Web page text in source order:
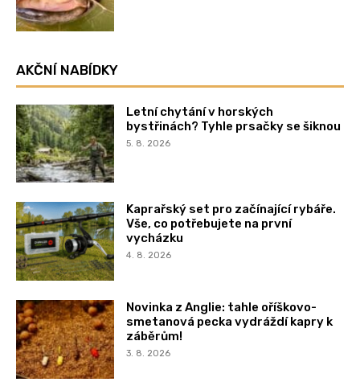
AKČNÍ NABÍDKY
Letní chytání v horských
bystřinách? Tyhle prsačky se šiknou
5. 8. 2026
Kaprařský set pro začínající rybáře.
Vše, co potřebujete na první
vycházku
4. 8. 2026
Novinka z Anglie: tahle oříškovo-
smetanová pecka vydráždí kapry k
záběrům!
3. 8. 2026